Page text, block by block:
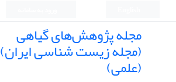
مجله پژوهش‌های گیاهی
(مجله زیست شناسی ایران)
(علمی)